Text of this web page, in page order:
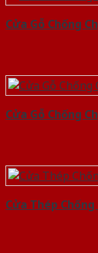
Cửa Gỗ Chống
Cửa Gỗ Chống
Cửa Thép